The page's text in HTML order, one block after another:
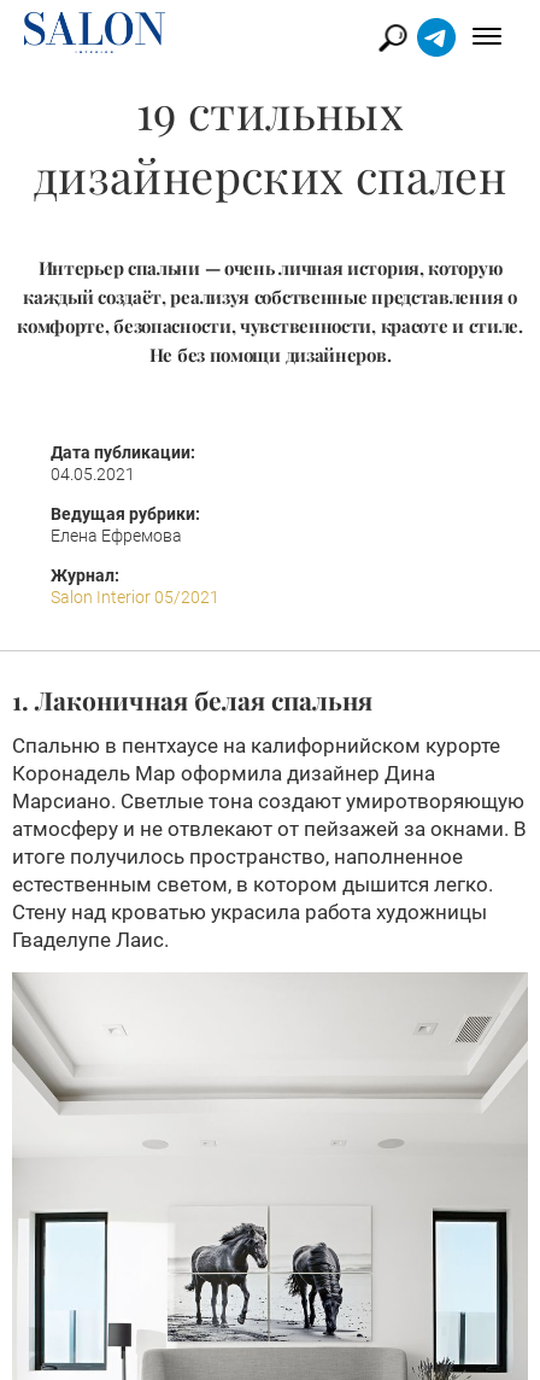
19 стильных
дизайнерских спален
Интерьер спальни — очень личная история, которую
каждый создаёт, реализуя собственные представления о
комфорте, безопасности, чувственности, красоте и стиле.
Не без помощи дизайнеров.
Дата публикации:
04.05.2021
Ведущая рубрики:
Елена Ефремова
Журнал:
Salon Interior 05/2021
1. Лаконичная белая спальня
Спальню в пентхаусе на калифорнийском курорте
Коронадель Мар оформила дизайнер Дина
Марсиано. Светлые тона создают умиротворяющую
атмосферу и не отвлекают от пейзажей за окнами. В
итоге получилось пространство, наполненное
естественным светом, в котором дышится легко.
Стену над кроватью украсила работа художницы
Гваделупе Лаис.